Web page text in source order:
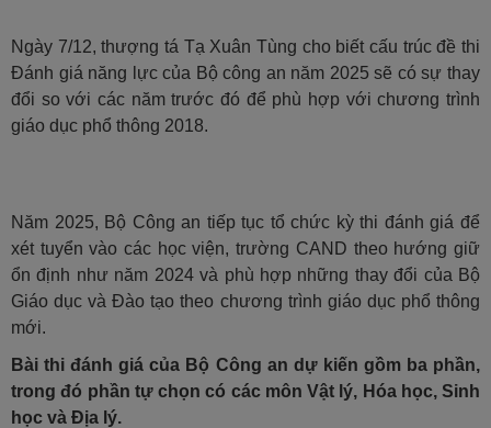
Ngày 7/12, thượng tá Tạ Xuân Tùng cho biết cấu trúc đề thi
Đánh giá năng lực của Bộ công an năm 2025 sẽ có sự thay
đổi so với các năm trước đó để phù hợp với chương trình
giáo dục phổ thông 2018.
Năm 2025, Bộ Công an tiếp tục tổ chức kỳ thi đánh giá để
xét tuyển vào các học viện, trường CAND theo hướng giữ
ổn định như năm 2024 và phù hợp những thay đổi của Bộ
Giáo dục và Đào tạo theo chương trình giáo dục phổ thông
mới.
Bài thi đánh giá của Bộ Công an dự kiến gồm ba phần,
trong đó phần tự chọn có các môn Vật lý, Hóa học, Sinh
học và Địa lý.